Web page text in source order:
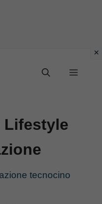
Menu
Lifestyle
tecnocino